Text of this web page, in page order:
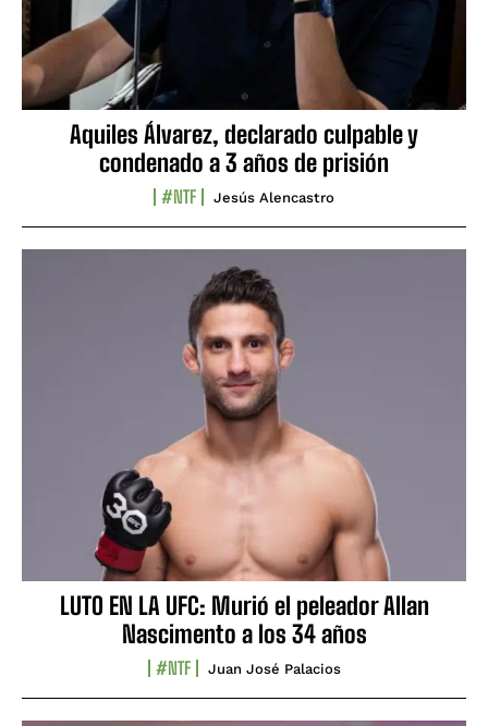
Aquiles Álvarez, declarado culpable y
condenado a 3 años de prisión
#NTF Jesús Alencastro
LUTO EN LA UFC: Murió el peleador Allan
Nascimento a los 34 años
#NTF Juan José Palacios